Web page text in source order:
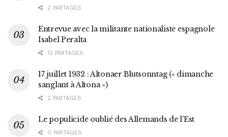
2 PARTAGES
Entrevue avec la militante nationaliste espagnole
Isabel Peralta
12 PARTAGES
17 juillet 1932 : Altonaer Blutsonntag (« dimanche
sanglant à Altona »)
2 PARTAGES
Le populicide oublié des Allemands de l’Est
0 PARTAGES